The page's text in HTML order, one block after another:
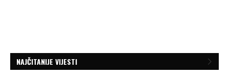
NAJČITANIJE VIJESTI